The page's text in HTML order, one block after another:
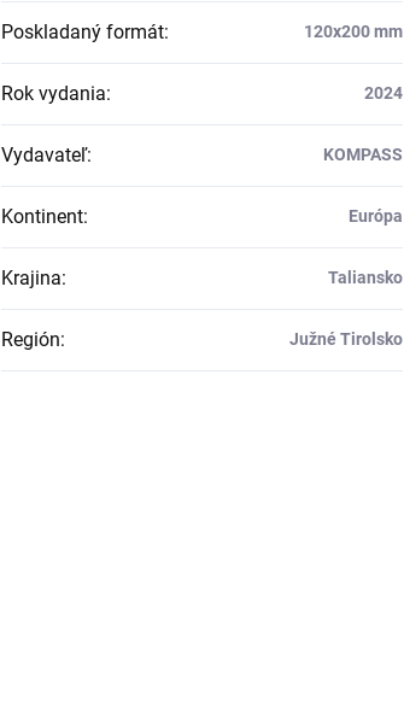
Poskladaný formát: 120x200 mm
Rok vydania: 2024
Vydavateľ: KOMPASS
Kontinent: Európa
Krajina: Taliansko
Región: Južné Tirolsko